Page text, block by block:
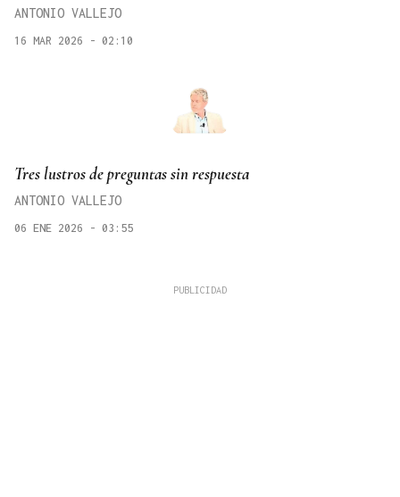
ANTONIO VALLEJO
16 MAR 2026 - 02:10
Tres lustros de preguntas sin respuesta
ANTONIO VALLEJO
06 ENE 2026 - 03:55